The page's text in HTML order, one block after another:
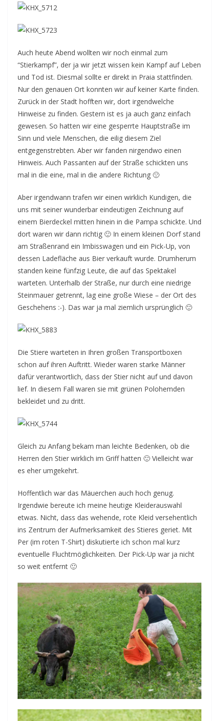
Auch heute Abend wollten wir noch einmal zum
“Stierkampf”, der ja wir jetzt wissen kein Kampf auf Leben
und Tod ist. Diesmal sollte er direkt in Praia stattfinden.
Nur den genauen Ort konnten wir auf keiner Karte finden.
Zurück in der Stadt hofften wir, dort irgendwelche
Hinweise zu finden. Gestern ist es ja auch ganz einfach
gewesen. So hatten wir eine gesperrte Hauptstraße im
Sinn und viele Menschen, die eilig diesem Ziel
entgegenstrebten. Aber wir fanden nirgendwo einen
Hinweis. Auch Passanten auf der Straße schickten uns
mal in die eine, mal in die andere Richtung 🙁
Aber irgendwann trafen wir einen wirklich Kundigen, die
uns mit seiner wunderbar eindeutigen Zeichnung auf
einem Bierdeckel mitten hinein in die Pampa schickte. Und
dort waren wir dann richtig 🙂 In einem kleinen Dorf stand
am Straßenrand ein Imbisswagen und ein Pick-Up, von
dessen Ladefläche aus Bier verkauft wurde. Drumherum
standen keine fünfzig Leute, die auf das Spektakel
warteten. Unterhalb der Straße, nur durch eine niedrige
Steinmauer getrennt, lag eine große Wiese – der Ort des
Geschehens :-). Das war ja mal ziemlich ursprünglich 🙂
Die Stiere warteten in Ihren großen Transportboxen
schon auf ihren Auftritt. Wieder waren starke Männer
dafür verantwortlich, dass der Stier nicht auf und davon
lief. In diesem Fall waren sie mit grünen Polohemden
bekleidet und zu dritt.
Gleich zu Anfang bekam man leichte Bedenken, ob die
Herren den Stier wirklich im Griff hatten 🙂 Vielleicht war
es eher umgekehrt.
Hoffentlich war das Mäuerchen auch hoch genug.
Irgendwie bereute ich meine heutige Kleiderauswahl
etwas. Nicht, dass das wehende, rote Kleid versehentlich
ins Zentrum der Aufmerksamkeit des Stieres geriet. Mit
Per (im roten T-Shirt) diskutierte ich schon mal kurz
eventuelle Fluchtmöglichkeiten. Der Pick-Up war ja nicht
so weit entfernt 🙂